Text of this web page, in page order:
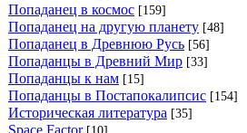
Попаданец в космос [159]
Попаданец на другую планету [48]
Попаданец в Древнюю Русь [56]
Попаданцы в Древний Мир [33]
Попаданцы к нам [15]
Попаданцы в Постапокалипсис [154]
Историческая литература [35]